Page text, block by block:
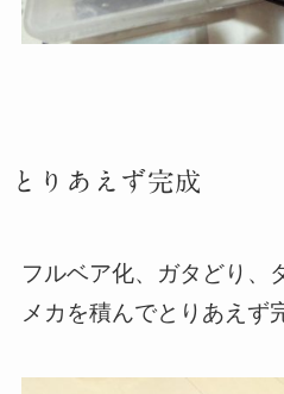
とりあえず完成
フルベア化、ガタどり、
メカを積んでとりあえず